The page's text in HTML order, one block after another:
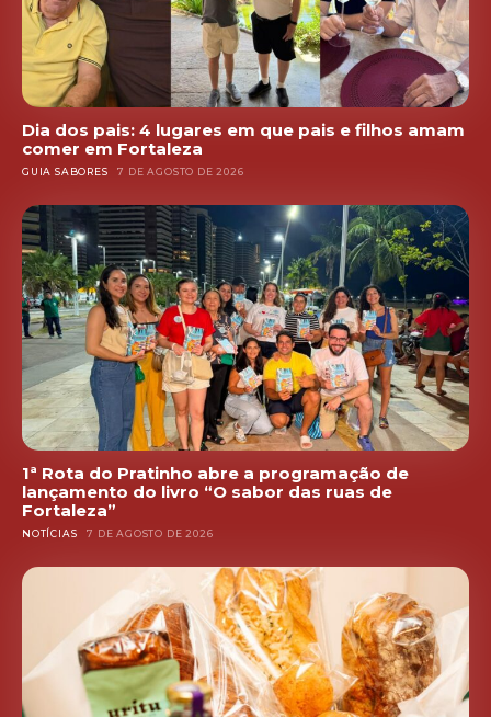
Dia dos pais: 4 lugares em que pais e filhos amam
comer em Fortaleza
GUIA SABORES 7 DE AGOSTO DE 2026
1ª Rota do Pratinho abre a programação de
lançamento do livro “O sabor das ruas de
Fortaleza”
NOTÍCIAS 7 DE AGOSTO DE 2026